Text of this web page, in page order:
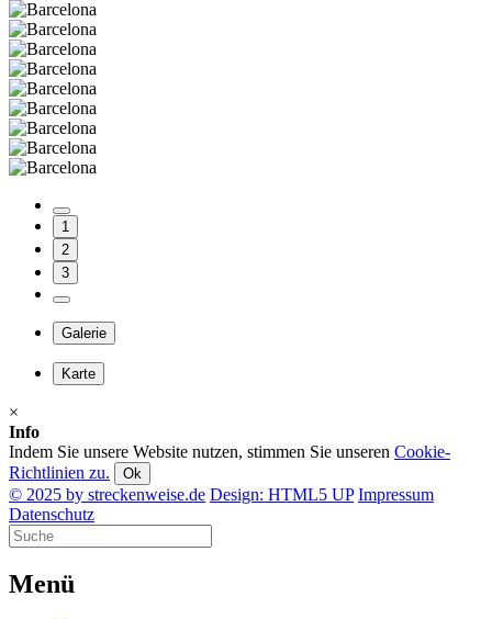
1
2
3
Galerie
Karte
×
Info
Indem Sie unsere Website nutzen, stimmen Sie unseren Cookie-
Richtlinien zu.
Ok
© 2025 by streckenweise.de Design: HTML5 UP Impressum
Datenschutz
Menü